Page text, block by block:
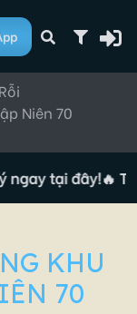
Niên 70
tại đây!🔥
KHU
70